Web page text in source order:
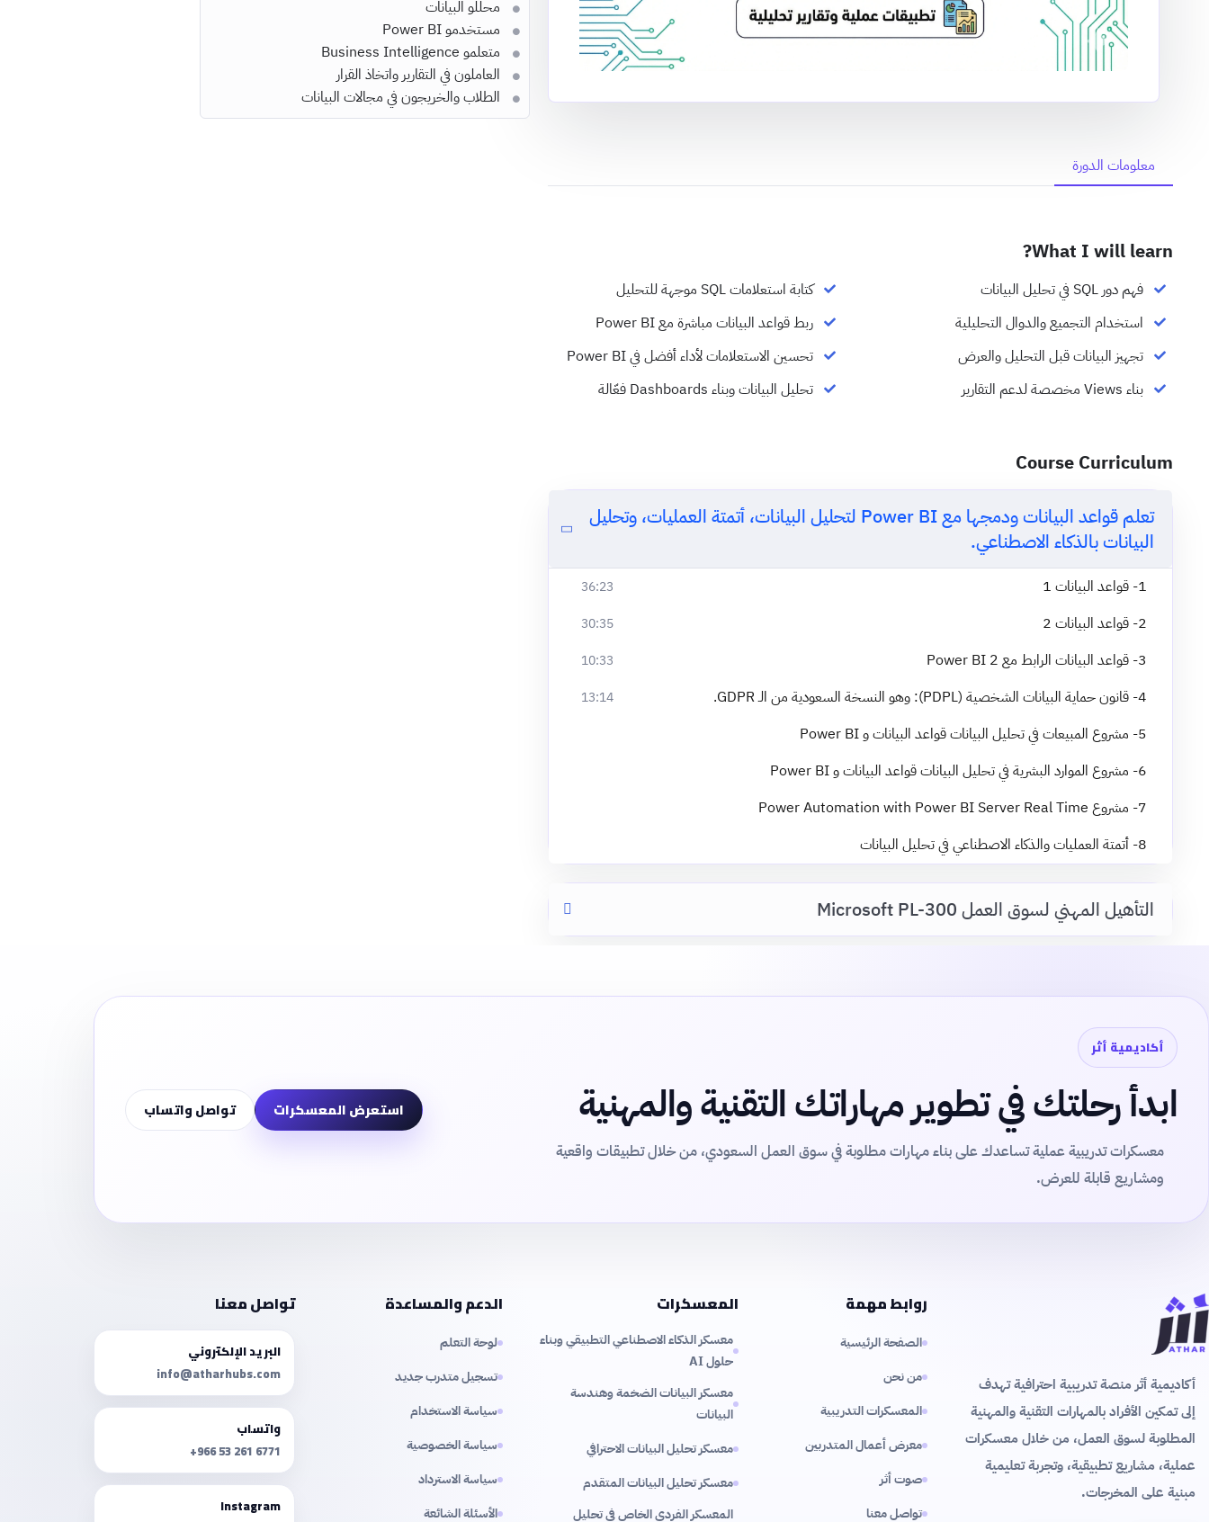
معلومات الدورة
What I will learn?
فهم دور SQL في تحليل البيانات
كتابة استعلامات SQL موجهة للتحليل
استخدام التجميع والدوال التحليلية
ربط قواعد البيانات مباشرة مع Power BI
تجهيز البيانات قبل التحليل والعرض
تحسين الاستعلامات لأداء أفضل في Power BI
بناء Views مخصصة لدعم التقارير
تحليل البيانات وبناء Dashboards فعّالة
Course Curriculum
تعلم قواعد البيانات ودمجها مع Power BI لتحليل البيانات، أتمتة العمليات، وتحليل
البيانات بالذكاء الاصطناعي.
1- قواعد البيانات 1 36:23
2- قواعد البيانات 2 30:35
3- قواعد البيانات الرابط مع Power BI 2 10:33
4- قانون حماية البيانات الشخصية (PDPL): وهو النسخة السعودية من الـ GDPR. 13:14
5- مشروع المبيعات في تحليل البيانات قواعد البيانات و Power BI
6- مشروع الموارد البشرية في تحليل البيانات قواعد البيانات و Power BI
7- مشروع Power Automation with Power BI Server Real Time
8- أتمتة العمليات والذكاء الاصطناعي في تحليل البيانات
التأهيل المهني لسوق العمل Microsoft PL-300
محللو البيانات
مستخدمو Power BI
متعلمو Business Intelligence
العاملون في التقارير واتخاذ القرار
الطلاب والخريجون في مجالات البيانات
أكاديمية أثر
ابدأ رحلتك في تطوير مهاراتك التقنية والمهنية
معسكرات تدريبية عملية تساعدك على بناء مهارات مطلوبة في سوق العمل السعودي، من خلال تطبيقات واقعية
ومشاريع قابلة للعرض.
استعرض المعسكرات تواصل واتساب
أكاديمية أثر منصة تدريبية احترافية تهدف
إلى تمكين الأفراد بالمهارات التقنية والمهنية
المطلوبة لسوق العمل، من خلال معسكرات
عملية، مشاريع تطبيقية، وتجربة تعليمية
مبنية على المخرجات.
روابط مهمة
الصفحة الرئيسية
من نحن
المعسكرات التدريبية
معرض أعمال المتدربين
صوت أثر
تواصل معنا
المعسكرات
معسكر الذكاء الاصطناعي التطبيقي وبناء
حلول AI
معسكر البيانات الضخمة وهندسة
البيانات
معسكر تحليل البيانات الاحترافي
معسكر تحليل البيانات المتقدم
المعسكر الفردي الخاص في تحليل
الدعم والمساعدة
لوحة التعلم
تسجيل متدرب جديد
سياسة الاستخدام
سياسة الخصوصية
سياسة الاسترداد
الأسئلة الشائعة
تواصل معنا
البريد الإلكتروني
info@atharhubs.com
واتساب
+966 53 261 6771
Instagram